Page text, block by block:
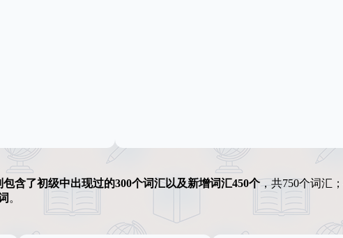
含了初级中出现过的300个词汇以及新增词汇450个，共750个词汇；
。